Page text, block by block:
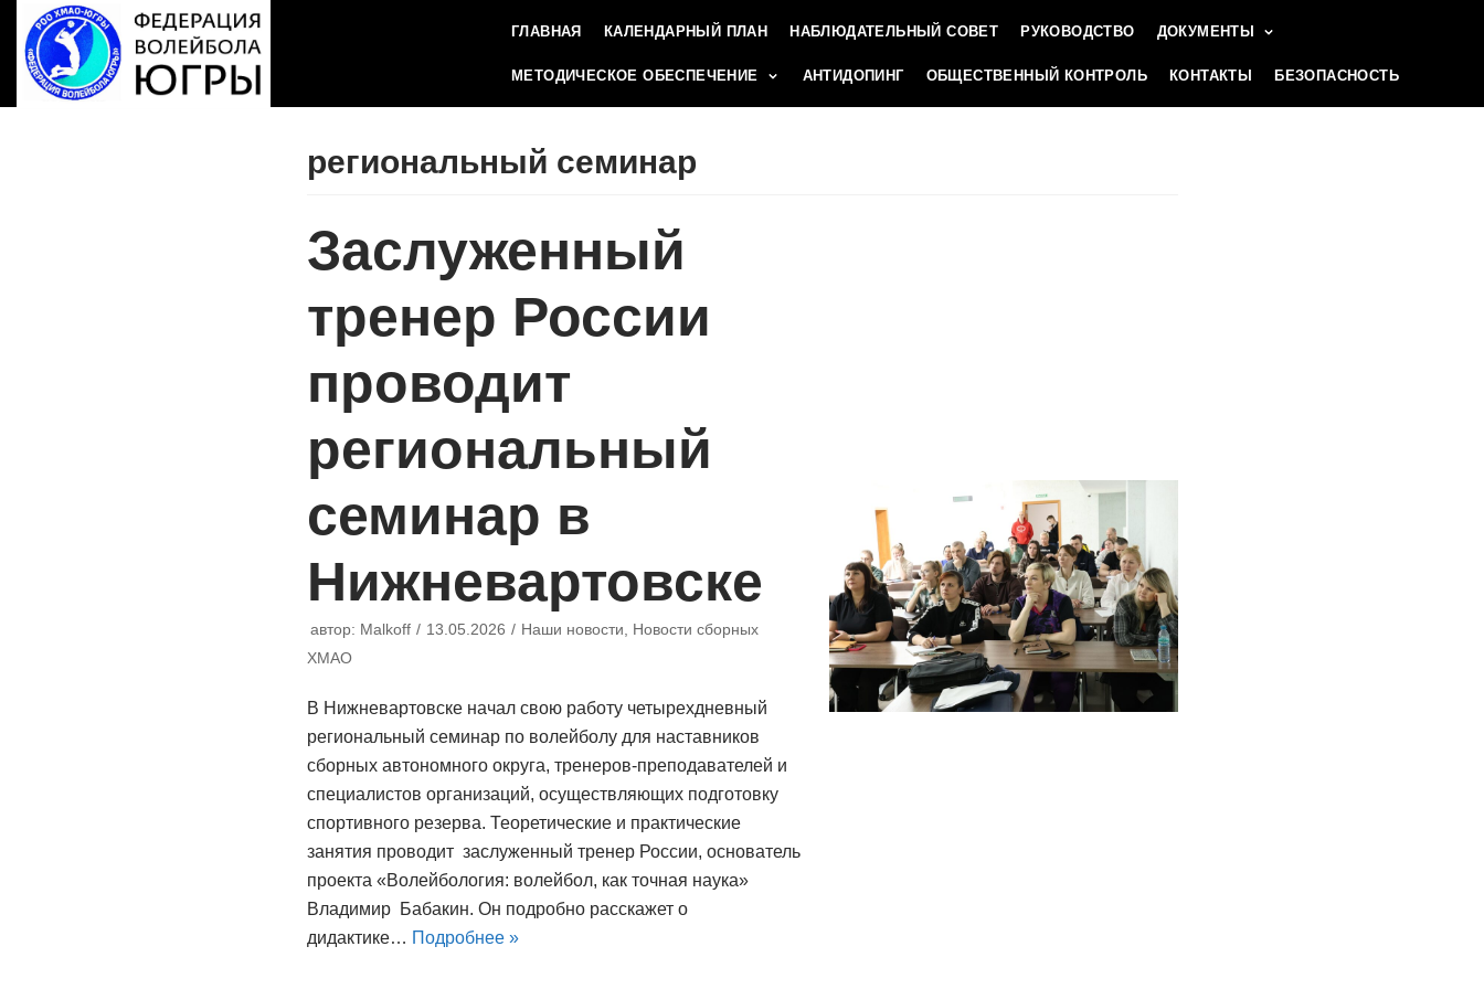
Перейти
к
содержимому
ГЛАВНАЯ КАЛЕНДАРНЫЙ ПЛАН НАБЛЮДАТЕЛЬНЫЙ СОВЕТ РУКОВОДСТВО ДОКУМЕНТЫ
МЕТОДИЧЕСКОЕ ОБЕСПЕЧЕНИЕ АНТИДОПИНГ ОБЩЕСТВЕННЫЙ КОНТРОЛЬ КОНТАКТЫ БЕЗОПАСНОСТЬ
региональный семинар
Заслуженный
тренер России
проводит
региональный
семинар в
Нижневартовске
автор: Malkoff 13.05.2026 Наши новости, Новости сборных
ХМАО
В Нижневартовске начал свою работу четырехдневный
региональный семинар по волейболу для наставников
сборных автономного округа, тренеров-преподавателей и
специалистов организаций, осуществляющих подготовку
спортивного резерва. Теоретические и практические
занятия проводит заслуженный тренер России, основатель
проекта «Волейбология: волейбол, как точная наука»
Владимир Бабакин. Он подробно расскажет о
дидактике… Подробнее »